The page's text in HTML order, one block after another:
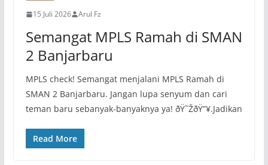
15 Juli 2026 Arul Fz
Semangat MPLS Ramah di SMAN
2 Banjarbaru
MPLS check! Semangat menjalani MPLS Ramah di
SMAN 2 Banjarbaru. Jangan lupa senyum dan cari
teman baru sebanyak-banyaknya ya! ðŸ˜ŽðŸ”¥.Jadikan
Read More